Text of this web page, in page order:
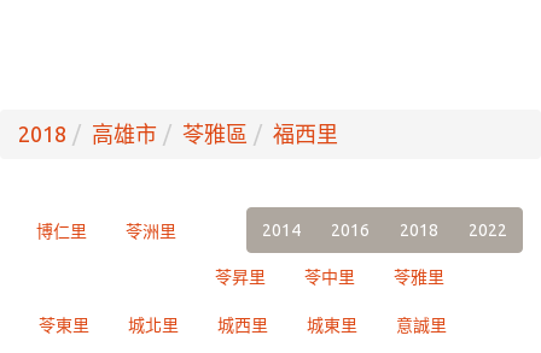
2018 高雄市 苓雅區 福西里
2014 2016 2018 2022
博仁里 苓洲里
苓昇里 苓中里 苓雅里
苓東里 城北里 城西里 城東里 意誠里